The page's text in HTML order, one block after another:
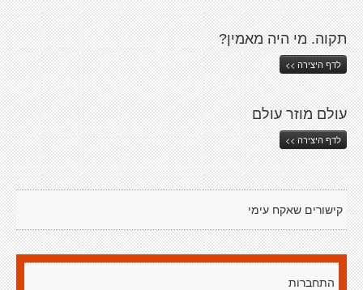
תקוה. מי היה מאמין?
לדף היצירה >>
עולם מוזר עולם
לדף היצירה >>
קישורים שאקח עימי
התחברות